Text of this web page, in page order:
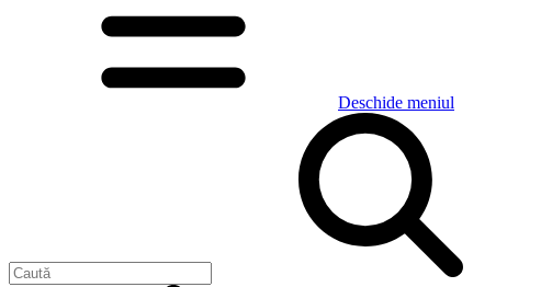
Deschide meniul